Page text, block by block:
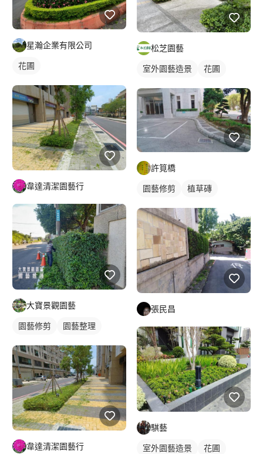
星瀚企業有限公司
花圃
韋達清潔園藝行
大寶景觀園藝
園藝修剪 園藝整理
韋達清潔園藝行
松芝園藝
室外園藝造景 花圃
許筧橋
園藝修剪 植草磚
張民昌
騏藝
室外園藝造景 花圃